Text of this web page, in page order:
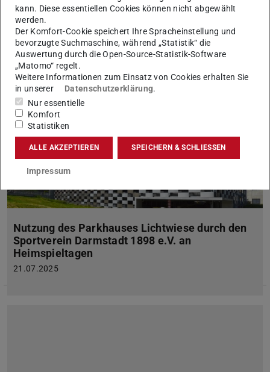
Am 14.07.2025 wurde die Ausrollung von Windows 11 auf den
ca. 1.300 vom HRZ gemanagten Arbeitsplatzrechnern
begonnen.
Nutzung des Parkhauses Lichtwiese durch den
Sportverein Darmstadt 1898 e.V. an
Heimspieltagen
21.07.2025
kann. Diese essentiellen Cookies können nicht abgewählt
werden.
Der Komfort-Cookie speichert Ihre Spracheinstellung und
bevorzugte Suchmaschine, während „Statistik“ die
Auswertung durch die Open-Source-Statistik-Software
„Matomo“ regelt.
Weitere Informationen zum Einsatz von Cookies erhalten Sie
in unserer
Datenschutzerklärung.
Nur essentielle
Komfort
Statistiken
ALLE AKZEPTIEREN SPEICHERN & SCHLIESSEN
Impressum